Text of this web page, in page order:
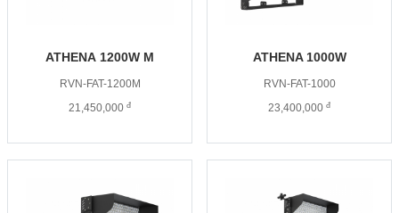
ATHENA 1200W M
RVN-FAT-1200M
21,450,000 đ
ATHENA 1000W
RVN-FAT-1000
23,400,000 đ